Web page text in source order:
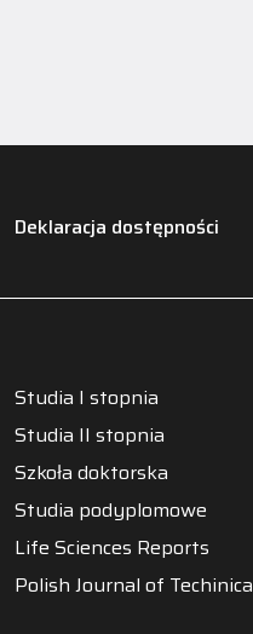
Deklaracja dostępności
Studia I stopnia
Studia II stopnia
Szkoła doktorska
Studia podyplomowe
Life Sciences Reports
Polish Journal of